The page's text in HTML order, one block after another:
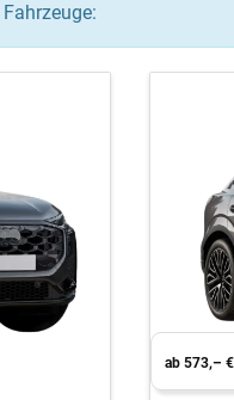
Fahrzeuge:
ab 573,–